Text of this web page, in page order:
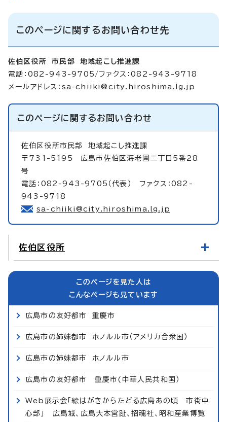
このページに関するお問い合わせ先
佐伯区役所 市民部 地域起こし推進課
電話：082-943-9705/ファクス：082-943-9718
メールアドレス： sa-chiiki@city.hiroshima.lg.jp
このページに関するお問い合わせ
佐伯区役所市民部 地域起こし推進課
〒731-5195 広島市佐伯区海老園二丁目5番28
号
電話：082-943-9705（代表） ファクス：082-
943-9718
sa-chiiki@city.hiroshima.lg.jp
佐伯区役所
このページを見た人は
こんなページも見ています
広島市の友好都市 重慶市
広島市の姉妹都市 ホノルル市（アメリカ合衆国）
広島市の姉妹都市 ホノルル市
広島市の友好都市 重慶市(中華人民共和国）
Web展示会「絵はがきからたどる広島あの頃 市街中
心部」 広島城、広島大本営趾、招魂社、昭和産業博覧